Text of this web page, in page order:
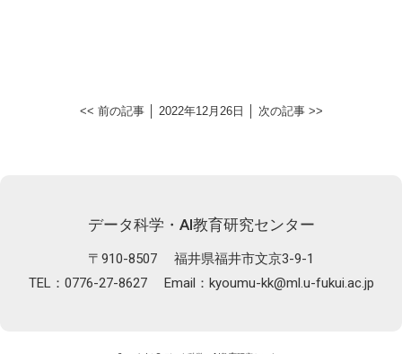
<< 前の記事│ 2022年12月26日 │ 次の記事 >>
データ科学・AI教育研究センター
〒910-8507
福井県福井市文京3-9-1
TEL：0776-27-8627
Email： kyoumu-kk@ml.u-fukui.ac.jp